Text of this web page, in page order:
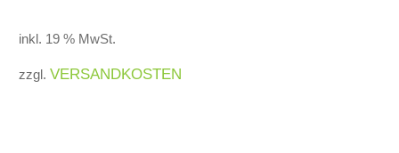
inkl. 19 % MwSt.
zzgl.VERSANDKOSTEN